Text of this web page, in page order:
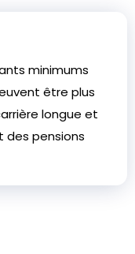
minimums
être plus
longue et
des pensions